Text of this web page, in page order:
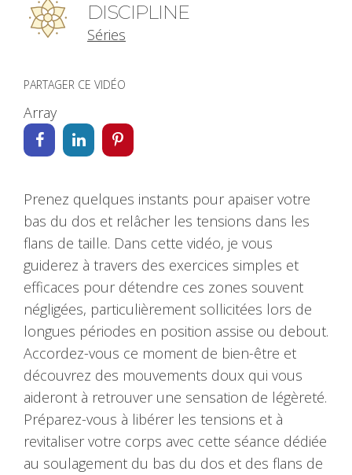
DISCIPLINE
Séries
PARTAGER CE VIDÉO
Array
Prenez quelques instants pour apaiser votre
bas du dos et relâcher les tensions dans les
flans de taille. Dans cette vidéo, je vous
guiderez à travers des exercices simples et
efficaces pour détendre ces zones souvent
négligées, particulièrement sollicitées lors de
longues périodes en position assise ou debout.
Accordez-vous ce moment de bien-être et
découvrez des mouvements doux qui vous
aideront à retrouver une sensation de légèreté.
Préparez-vous à libérer les tensions et à
revitaliser votre corps avec cette séance dédiée
au soulagement du bas du dos et des flans de